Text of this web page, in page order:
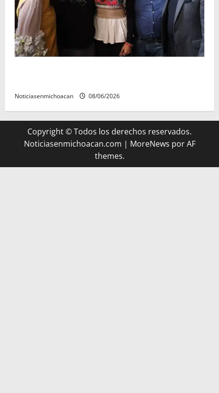
Noticiasenmichoacan 08/06/2026
Copyright © Todos los derechos reservados.
Noticiasenmichoacan.com | MoreNews por AF
themes.